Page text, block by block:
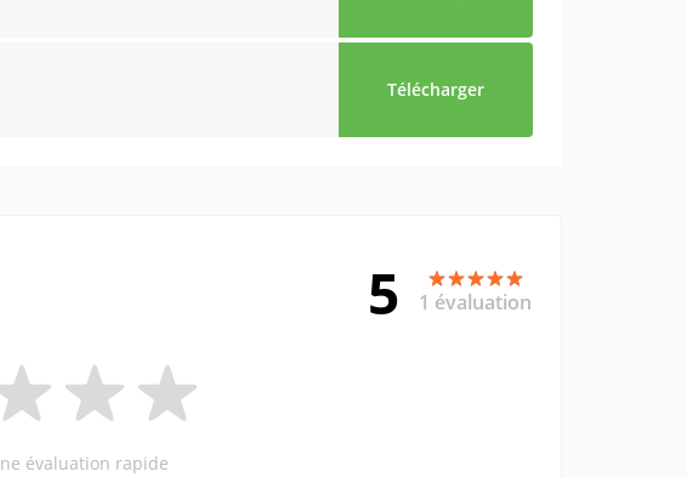
Télécharger
5 1 évaluation
évaluation rapide